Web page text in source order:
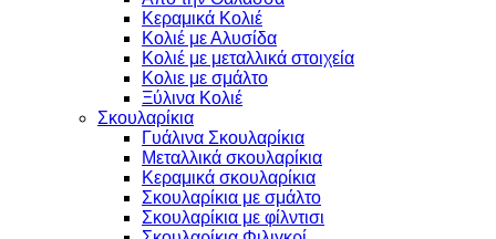
Κεραμικά Κολιέ
Κολιέ με Αλυσίδα
Κολιέ με μεταλλικά στοιχεία
Κολιε με σμάλτο
Ξύλινα Κολιέ
Σκουλαρίκια
Γυάλινα Σκουλαρίκια
Μεταλλικά σκουλαρίκια
Κεραμικά σκουλαρίκια
Σκουλαρίκια με σμάλτο
Σκουλαρίκια με φίλντισι